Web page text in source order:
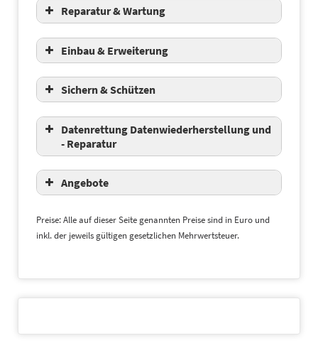
Reparatur & Wartung
Einbau & Erweiterung
Sichern & Schützen
Datenrettung Datenwiederherstellung und
- Reparatur
Angebote
Preise: Alle auf dieser Seite genannten Preise sind in Euro und
inkl. der jeweils gültigen gesetzlichen Mehrwertsteuer.